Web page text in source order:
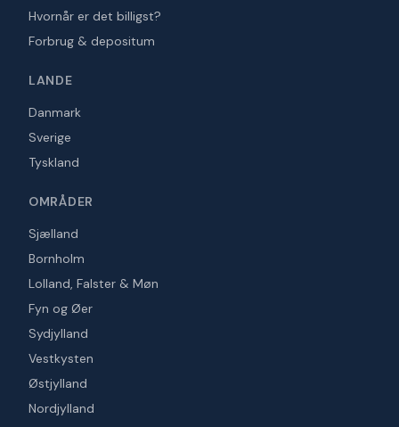
Hvornår er det billigst?
Forbrug & depositum
LANDE
Danmark
Sverige
Tyskland
OMRÅDER
Sjælland
Bornholm
Lolland, Falster & Møn
Fyn og Øer
Sydjylland
Vestkysten
Østjylland
Nordjylland